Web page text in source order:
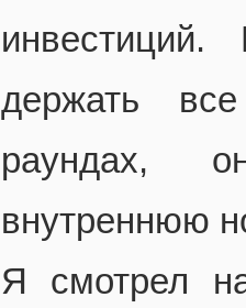
держать
раундах,
внутреннюю
Я смотрел